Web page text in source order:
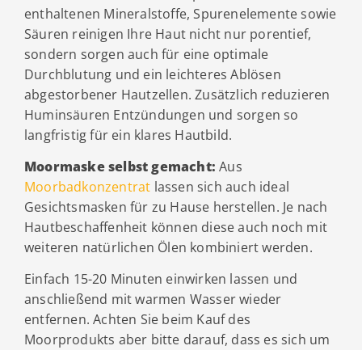
enthaltenen Mineralstoffe, Spurenelemente sowie
Säuren reinigen Ihre Haut nicht nur porentief,
sondern sorgen auch für eine optimale
Durchblutung und ein leichteres Ablösen
abgestorbener Hautzellen. Zusätzlich reduzieren
Huminsäuren Entzündungen und sorgen so
langfristig für ein klares Hautbild.
Moormaske selbst gemacht: Aus
Moorbadkonzentrat lassen sich auch ideal
Gesichtsmasken für zu Hause herstellen. Je nach
Hautbeschaffenheit können diese auch noch mit
weiteren natürlichen Ölen kombiniert werden.
Einfach 15-20 Minuten einwirken lassen und
anschließend mit warmen Wasser wieder
entfernen. Achten Sie beim Kauf des
Moorprodukts aber bitte darauf, dass es sich um